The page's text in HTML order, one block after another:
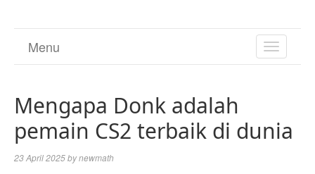
TOGGLE
Menu
Mengapa Donk adalah
pemain CS2 terbaik di dunia
23 April 2025bynewmath